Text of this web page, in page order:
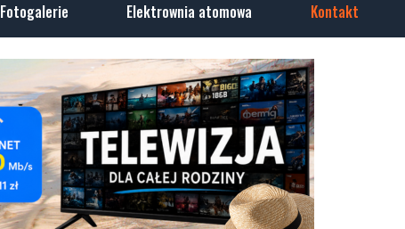
Fotogalerie Elektrownia atomowa Kontakt